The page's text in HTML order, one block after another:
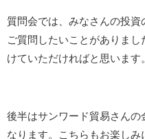
質問会では、みなさんの投資
ご質問したいことがありま
けていただければと思います
後半はサンワード貿易さんの
なります。こちらもお楽しみ